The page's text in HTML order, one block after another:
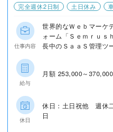
完全週休2日制
土日休み
仕事内容
世界的なＷｅｂマーケ
ォーム「Ｓｅｍｒｕｓ
長中のＳａａＳ管理ツ
給与
月額 253,000～
休日
休日：土日祝他 週休
日